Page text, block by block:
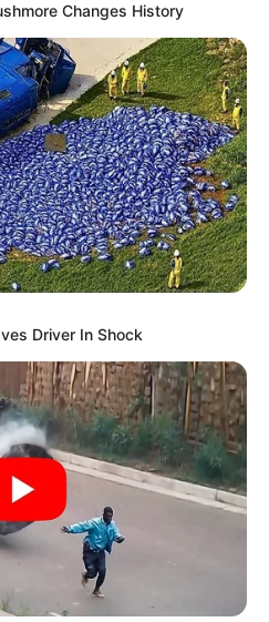
Changes History
Driver In Shock